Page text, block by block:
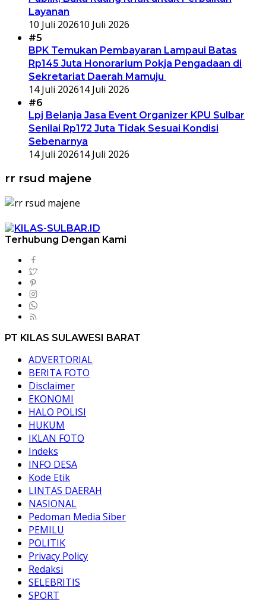
Layanan
10 Juli 202610 Juli 2026
#5
BPK Temukan Pembayaran Lampaui Batas
Rp145 Juta Honorarium Pokja Pengadaan di
Sekretariat Daerah Mamuju
14 Juli 202614 Juli 2026
#6
Lpj Belanja Jasa Event Organizer KPU Sulbar
Senilai Rp172 Juta Tidak Sesuai Kondisi
Sebenarnya
14 Juli 202614 Juli 2026
rr rsud majene
Terhubung Dengan Kami
PT KILAS SULAWESI BARAT
ADVERTORIAL
BERITA FOTO
Disclaimer
EKONOMI
HALO POLISI
HUKUM
IKLAN FOTO
Indeks
INFO DESA
Kode Etik
LINTAS DAERAH
NASIONAL
Pedoman Media Siber
PEMILU
POLITIK
Privacy Policy
Redaksi
SELEBRITIS
SPORT